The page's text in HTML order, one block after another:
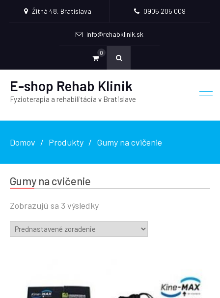
Žitná 48, Bratislava 0905 205 009
info@rehabklinik.sk
0
E-shop Rehab Klinik
Fyzioterapia a rehabilitácia v Bratislave
Domov Produkty Gumy na cvičenie
Gumy na cvičenie
Zobrazujú sa 3 výsledky